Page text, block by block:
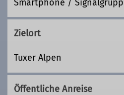
Smartphone /
Zielort
Tuxer Alpen
Öffentliche Anreise